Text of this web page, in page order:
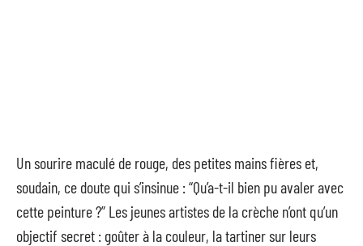
Un sourire maculé de rouge, des petites mains fières et,
soudain, ce doute qui s’insinue : “Qu’a-t-il bien pu avaler avec
cette peinture ?” Les jeunes artistes de la crèche n’ont qu’un
objectif secret : goûter à la couleur, la tartiner sur leurs